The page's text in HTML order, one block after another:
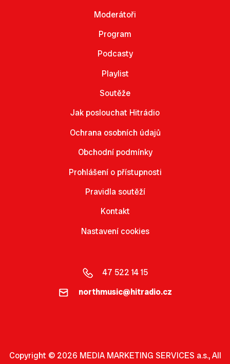
Moderátoři
Program
Podcasty
Playlist
Soutěže
Jak poslouchat Hitrádio
Ochrana osobních údajů
Obchodní podmínky
Prohlášení o přístupnosti
Pravidla soutěží
Kontakt
Nastavení cookies
47 522 14 15
northmusic@hitradio.cz
Copyright © 2026 MEDIA MARKETING SERVICES a.s., All